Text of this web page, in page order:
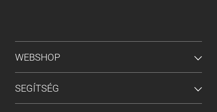
ALSÓ MENÜ
WEBSHOP
SEGÍTSÉG